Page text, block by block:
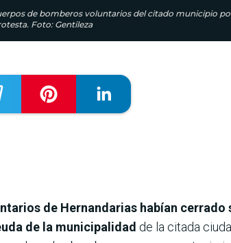
de bomberos voluntarios del citado municipio
Foto: Gentileza
de Hernandarias habían
de la municipalidad de la citada